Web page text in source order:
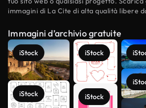
immagini di La Cite di alta qualità libere
Immagini d’archivio gratuite
iStock
iStock
iStock
iStock